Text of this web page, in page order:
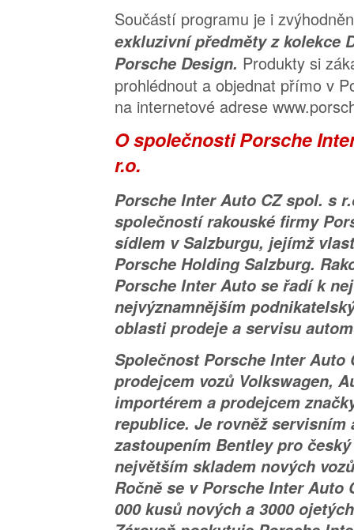
Součástí programu je i
exkluzivní předměty z kolekce
Porsche Design. Produkty si
prohlédnout a objednat přímo v
na internetové adrese
O společnosti Porsche
r.o.
Porsche Inter Auto CZ spol. s
společností rakouské firmy
sídlem v Salzburgu, jejímž
Porsche Holding Salzburg.
Porsche Inter Auto se řadí k
nejvýznamnějším
oblasti prodeje a servisu
Společnost Porsche Inter Auto
prodejcem vozů Volkswagen,
importérem a prodejcem
republice. Je rovněž servisním
zastoupením Bentley pro
největším skladem nových
Ročně se v Porsche Inter Auto
000 kusů nových a 3000